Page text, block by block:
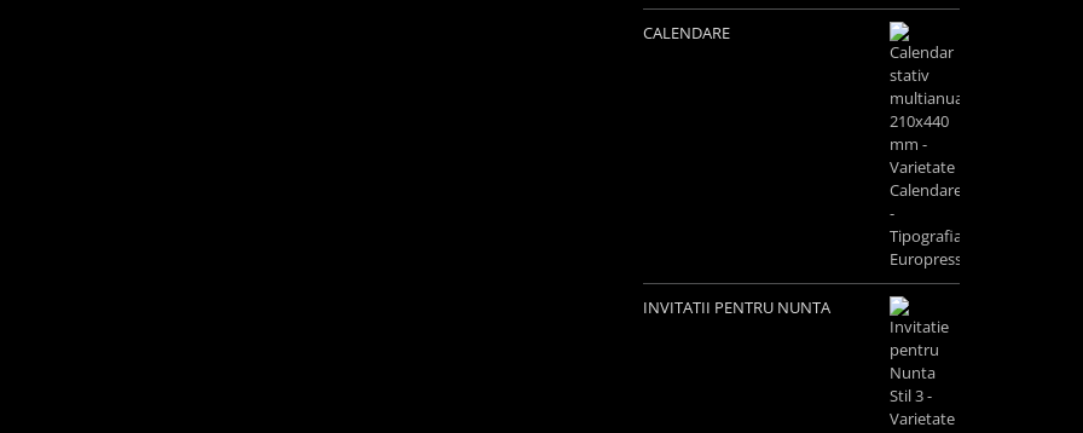
CALENDARE
INVITATII PENTRU NUNTA